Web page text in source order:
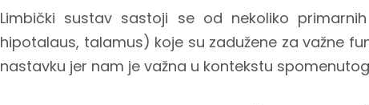
Limbički sustav sastoji se od nekoliko
hipotalaus, talamus) koje su zadužene za važne
nastavku jer nam je važna u kontekstu